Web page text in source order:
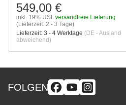
549,00 €
inkl. 19% USt. versandfreie Lieferung
(Lieferzeit: 2 - 3 Tage)
Lieferzeit: 3 - 4 Werktage (DE - Ausland
abweichend)
FOLGEN